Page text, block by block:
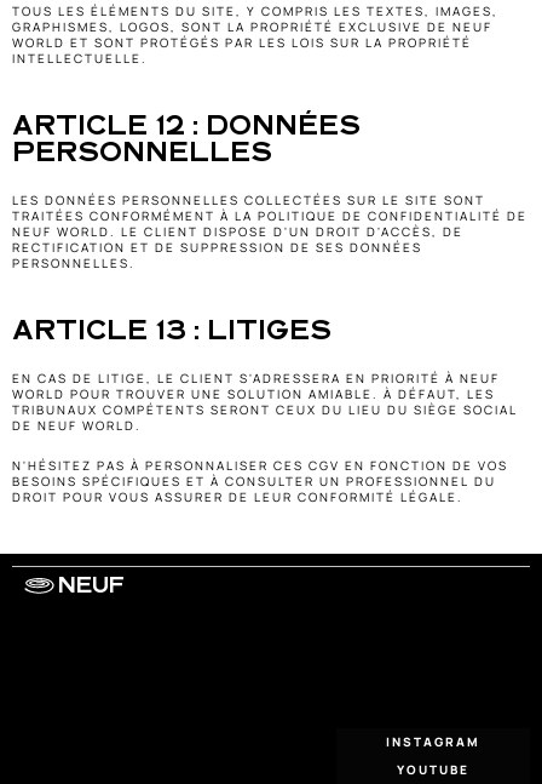
TOUS LES ÉLÉMENTS DU SITE, Y COMPRIS LES TEXTES, IMAGES,
GRAPHISMES, LOGOS, SONT LA PROPRIÉTÉ EXCLUSIVE DE NEUF
WORLD ET SONT PROTÉGÉS PAR LES LOIS SUR LA PROPRIÉTÉ
INTELLECTUELLE.
ARTICLE 12 : DONNÉES
PERSONNELLES
LES DONNÉES PERSONNELLES COLLECTÉES SUR LE SITE SONT
TRAITÉES CONFORMÉMENT À LA POLITIQUE DE CONFIDENTIALITÉ DE
NEUF WORLD. LE CLIENT DISPOSE D'UN DROIT D'ACCÈS, DE
RECTIFICATION ET DE SUPPRESSION DE SES DONNÉES
PERSONNELLES.
ARTICLE 13 : LITIGES
EN CAS DE LITIGE, LE CLIENT S'ADRESSERA EN PRIORITÉ À NEUF
WORLD POUR TROUVER UNE SOLUTION AMIABLE. À DÉFAUT, LES
TRIBUNAUX COMPÉTENTS SERONT CEUX DU LIEU DU SIÈGE SOCIAL
DE NEUF WORLD.
N'HÉSITEZ PAS À PERSONNALISER CES CGV EN FONCTION DE VOS
BESOINS SPÉCIFIQUES ET À CONSULTER UN PROFESSIONNEL DU
DROIT POUR VOUS ASSURER DE LEUR CONFORMITÉ LÉGALE.
NEUF
INSTAGRAM
YOUTUBE